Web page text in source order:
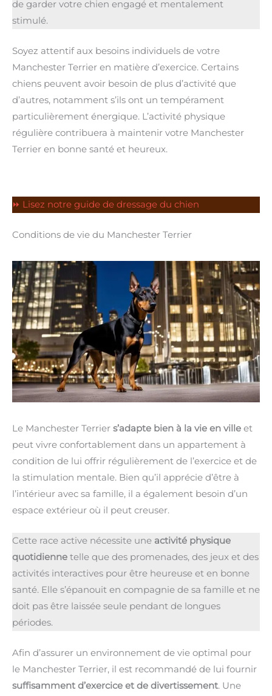
de garder votre chien engagé et mentalement
stimulé.
Soyez attentif aux besoins individuels de votre
Manchester Terrier en matière d’exercice. Certains
chiens peuvent avoir besoin de plus d’activité que
d’autres, notamment s’ils ont un tempérament
particulièrement énergique. L’activité physique
régulière contribuera à maintenir votre Manchester
Terrier en bonne santé et heureux.
⏩ Lisez notre guide de dressage du chien
Conditions de vie du Manchester Terrier
Le Manchester Terrier s’adapte bien à la vie en ville et
peut vivre confortablement dans un appartement à
condition de lui offrir régulièrement de l’exercice et de
la stimulation mentale. Bien qu’il apprécie d’être à
l’intérieur avec sa famille, il a également besoin d’un
espace extérieur où il peut creuser.
Cette race active nécessite une activité physique
quotidienne telle que des promenades, des jeux et des
activités interactives pour être heureuse et en bonne
santé. Elle s’épanouit en compagnie de sa famille et ne
doit pas être laissée seule pendant de longues
périodes.
Afin d’assurer un environnement de vie optimal pour
le Manchester Terrier, il est recommandé de lui fournir
suffisamment d’exercice et de divertissement. Une